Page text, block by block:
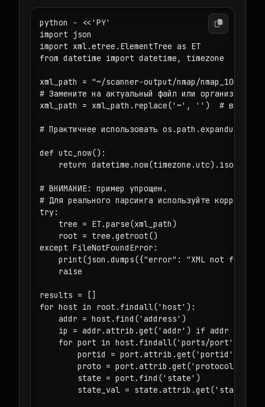
python - <<'PY'
import json
import xml.etree.ElementTree as ET
from datetime import datetime, timezone
xml_path = "~/scanner-output/nmap/
# Замените на актуальный файл или организуйте
xml_path = xml_path.replace('~', '')  # в
# Практичнее использовать os.path.expanduser,
def utc_now():
return
# ВНИМАНИЕ: пример упрощен.
# Для реального парсинга используйте
try:
    tree = ET.parse(xml_path)
    root = tree.getroot()
except FileNotFoundError:
print(json.dumps({"error": "XML not found.
    raise
results = []
for host in root.findall('host'):
    addr = host.find('address')
ip = addr.attrib.get('addr') if addr is
    for port in host.findall('ports/port'):
        portid = port.attrib.get('portid')
        proto = port.attrib.get('protocol')
        state = port.find('state')
state_val = state.attrib.get('state')